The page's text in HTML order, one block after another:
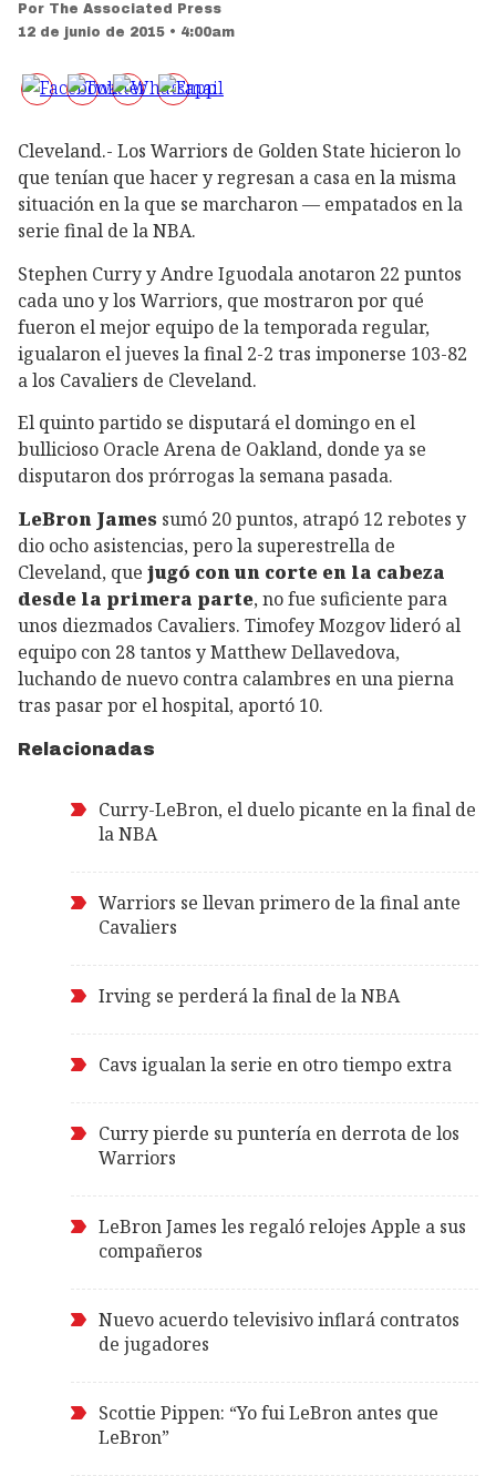
Por The Associated Press
12 de junio de 2015 • 4:00am
Cleveland.- Los Warriors de Golden State hicieron lo
que tenían que hacer y regresan a casa en la misma
situación en la que se marcharon — empatados en la
serie final de la NBA.
Stephen Curry y Andre Iguodala anotaron 22 puntos
cada uno y los Warriors, que mostraron por qué
fueron el mejor equipo de la temporada regular,
igualaron el jueves la final 2-2 tras imponerse 103-82
a los Cavaliers de Cleveland.
El quinto partido se disputará el domingo en el
bullicioso Oracle Arena de Oakland, donde ya se
disputaron dos prórrogas la semana pasada.
LeBron James sumó 20 puntos, atrapó 12 rebotes y
dio ocho asistencias, pero la superestrella de
Cleveland, que jugó con un corte en la cabeza
desde la primera parte, no fue suficiente para
unos diezmados Cavaliers. Timofey Mozgov lideró al
equipo con 28 tantos y Matthew Dellavedova,
luchando de nuevo contra calambres en una pierna
tras pasar por el hospital, aportó 10.
Relacionadas
Curry-LeBron, el duelo picante en la final de
la NBA
Warriors se llevan primero de la final ante
Cavaliers
Irving se perderá la final de la NBA
Cavs igualan la serie en otro tiempo extra
Curry pierde su puntería en derrota de los
Warriors
LeBron James les regaló relojes Apple a sus
compañeros
Nuevo acuerdo televisivo inflará contratos
de jugadores
Scottie Pippen: “Yo fui LeBron antes que
LeBron”